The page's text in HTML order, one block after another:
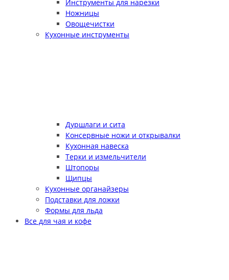
Инструменты для нарезки
Ножницы
Овощечистки
Кухонные инструменты
Дуршлаги и сита
Консервные ножи и открывалки
Кухонная навеска
Терки и измельчители
Штопоры
Щипцы
Кухонные органайзеры
Подставки для ложки
Формы для льда
Все для чая и кофе